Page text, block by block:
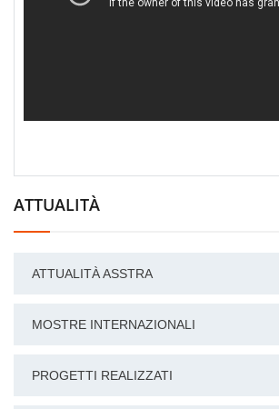
ATTUALITÀ
ATTUALITÀ ASSTRA
MOSTRE INTERNAZIONALI
PROGETTI REALIZZATI